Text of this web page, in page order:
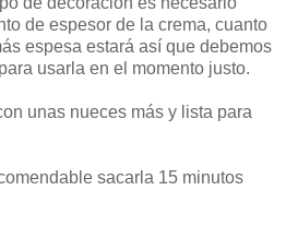
de espesor de la crema, cuanto
espesa estará así que debemos
usarla en el momento justo.
unas nueces más y lista para
sacarla 15 minutos